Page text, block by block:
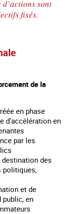
d’actions sont
fixés.
de la
en phase
d’accélération en
par les
des
politiques,
et de
public, en